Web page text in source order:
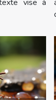
vise à